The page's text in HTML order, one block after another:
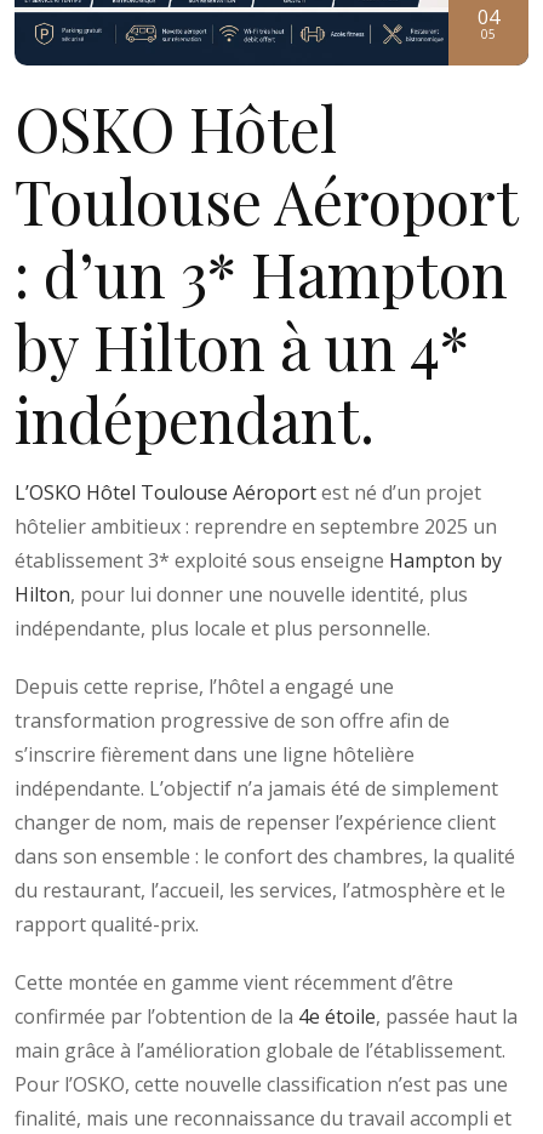
04
05
OSKO Hôtel
Toulouse Aéroport
: d’un 3* Hampton
by Hilton à un 4*
indépendant.
L’OSKO Hôtel Toulouse Aéroportest né d’un projet
hôtelier ambitieux : reprendre en septembre 2025 un
établissement 3* exploité sous enseigne Hampton by
Hilton, pour lui donner une nouvelle identité, plus
indépendante, plus locale et plus personnelle.
Depuis cette reprise, l’hôtel a engagé une
transformation progressive de son offre afin de
s’inscrire fièrement dans une ligne hôtelière
indépendante. L’objectif n’a jamais été de simplement
changer de nom, mais de repenser l’expérience client
dans son ensemble : le confort des chambres, la qualité
du restaurant, l’accueil, les services, l’atmosphère et le
rapport qualité-prix.
Cette montée en gamme vient récemment d’être
confirmée par l’obtention de la 4e étoile, passée haut la
main grâce à l’amélioration globale de l’établissement.
Pour l’OSKO, cette nouvelle classification n’est pas une
finalité, mais une reconnaissance du travail accompli et